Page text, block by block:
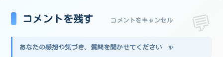
コメントを残す コメントをキャンセル